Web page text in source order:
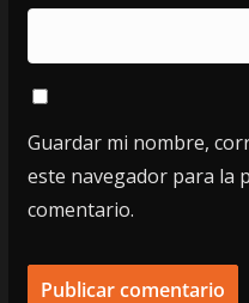
Guardar mi nombre,
este navegador para la
comentario.